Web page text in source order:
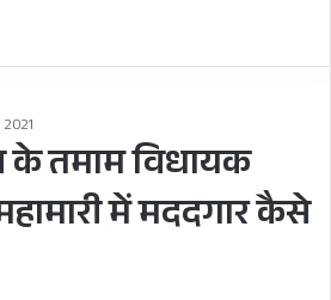
2021
के तमाम विधायक
में मददगार कैसे